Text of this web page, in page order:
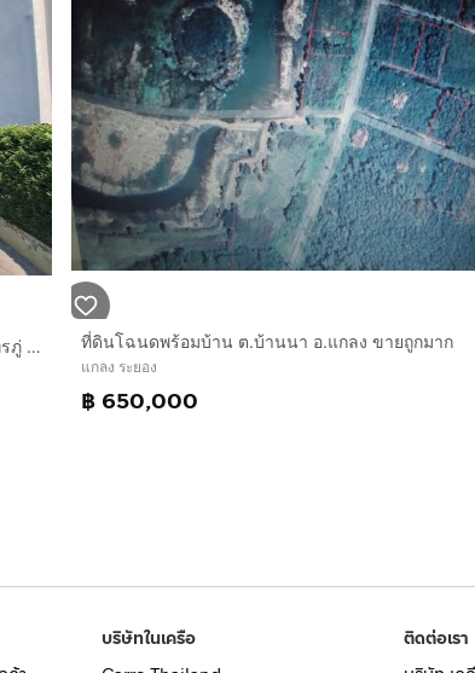
ที่ดิน + บ้านเดี่ยว 1 ชั้น 255.8 ตร.ว. ที่ดิน + บ้าน ใกล้อนุสาวรีย์สุนทรภู่ ระยอง ถนนสุขุมวิท ถนนเลียบหาดแม่พิมพ์ ระยอง แกลง ระยอง ที่ดินโฉนดพร้อมบ้าน ต.บ้านนา อ.แกลง ขายถูกมาก
แกลง ระยอง
฿ 650,000
บริษัทในเครือ
ติดต่อเรา